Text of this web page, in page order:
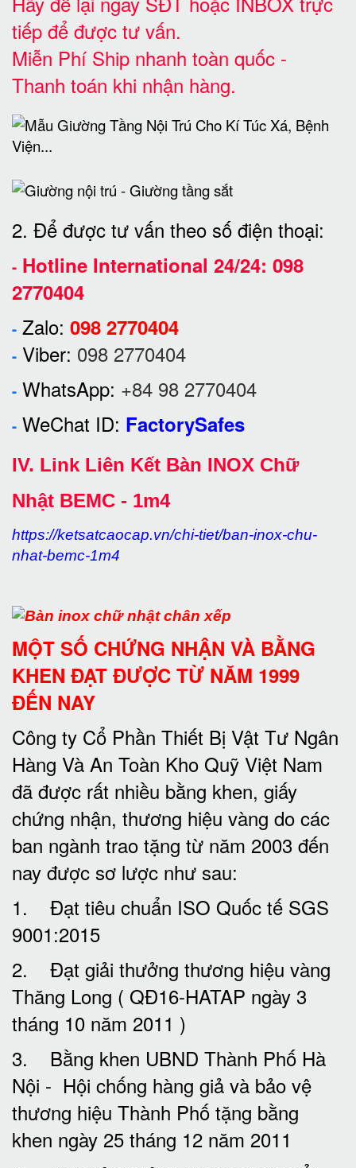
tiếp để được tư vấn.
Miễn Phí Ship nhanh toàn quốc -
Thanh toán khi nhận hàng.
2. Để được tư vấn theo số điện thoại:
- Hotline International 24/24: 098
2770404
- Zalo: 098 2770404
- Viber: 098 2770404
- WhatsApp: +84 98 2770404
- WeChat ID: FactorySafes
IV. Link Liên Kết Bàn INOX Chữ
Nhật BEMC - 1m4
https://ketsatcaocap.vn/chi-tiet/ban-inox-chu-
nhat-bemc-1m4
MỘT SỐ CHỨNG NHẬN VÀ BẰNG
KHEN ĐẠT ĐƯỢC TỪ NĂM 1999
ĐẾN NAY
Công ty Cổ Phần Thiết Bị Vật Tư Ngân
Hàng Và An Toàn Kho Quỹ Việt Nam
đã được rất nhiều bằng khen, giấy
chứng nhận, thương hiệu vàng do các
ban ngành trao tặng từ năm 2003 đến
nay được sơ lược như sau:
1. Đạt tiêu chuẩn ISO Quốc tế SGS
9001:2015
2. Đạt giải thưởng thương hiệu vàng
Thăng Long ( QĐ16-HATAP ngày 3
tháng 10 năm 2011 )
3. Bằng khen UBND Thành Phố Hà
Nội - Hội chống hàng giả và bảo vệ
thương hiệu Thành Phố tặng bằng
khen ngày 25 tháng 12 năm 2011